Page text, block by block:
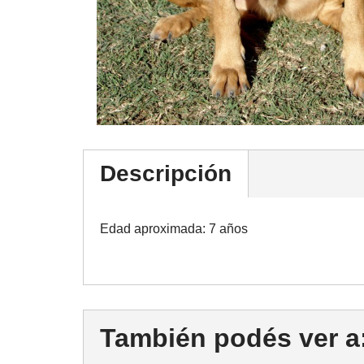
Descripción
Edad aproximada: 7 años
También podés ver